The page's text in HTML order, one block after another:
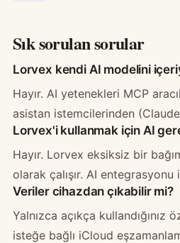
Sık sorulan sorular
Lorvex kendi AI modelini
Hayır. AI yetenekleri MCP
asistan istemcilerinden
Lorvex'i kullanmak için AI
Hayır. Lorvex eksiksiz bir
olarak çalışır. AI entegrasyonu
Veriler cihazdan çıkabilir mi?
Yalnızca açıkça kullandığınız
isteğe bağlı iCloud